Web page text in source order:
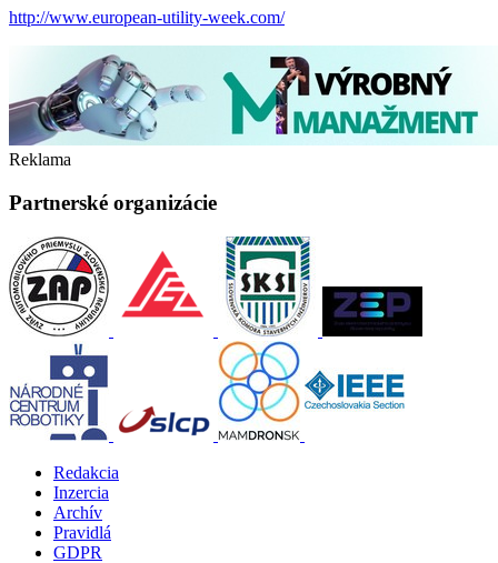
http://www.european-utility-week.com/
Reklama
Partnerské organizácie
Redakcia
Inzercia
Archív
Pravidlá
GDPR